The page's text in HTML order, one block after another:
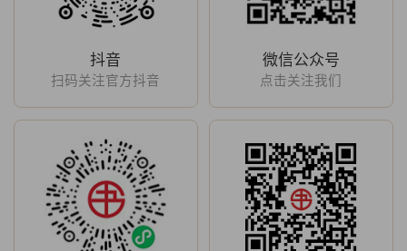
抖音
扫码关注官方抖音
微信公众号
点击关注我们